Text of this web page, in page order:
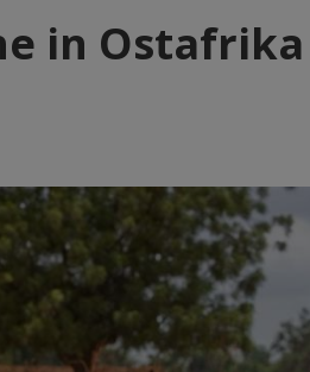
in Ostafrika